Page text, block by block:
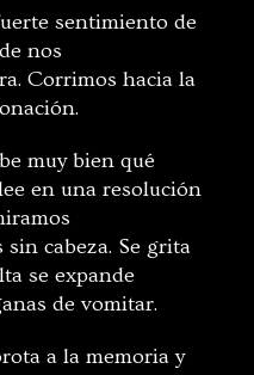
sentimiento de
nos
Corrimos hacia la
muy bien qué
en una resolución
cabeza. Se grita
se expande
de vomitar.
a la memoria y